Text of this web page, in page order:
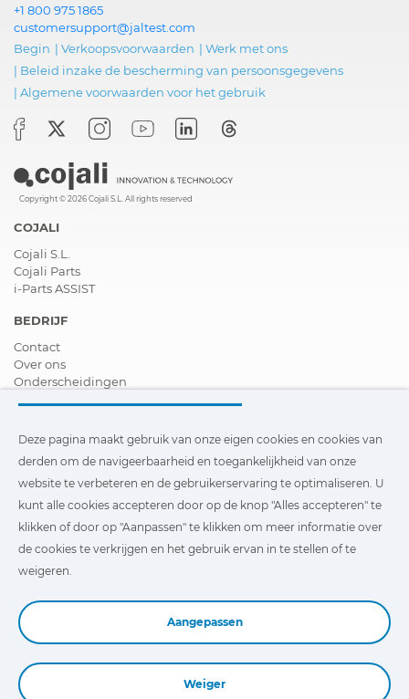
+1 800 975 1865
customersupport@jaltest.com
Begin | Verkoopsvoorwaarden | Werk met ons
| Beleid inzake de bescherming van persoonsgegevens
| Algemene voorwaarden voor het gebruik
Copyright © 2026 Cojali S.L. All rights reserved
COJALI
Cojali S.L.
Cojali Parts
i-Parts ASSIST
BEDRIJF
Contact
Over ons
Onderscheidingen
Verdeler worden
Nieuws
Video´s
FAQ - V&A
van derden om de navigeerbaarheid en toegankelijkheid van
onze website te verbeteren en de gebruikerservaring te
optimaliseren. U kunt te klikken op
ervan in te stellen of te weigeren.
Deze pagina maakt gebruik van onze eigen cookies en cookies van
derden om de navigeerbaarheid en toegankelijkheid van onze
website te verbeteren en de gebruikerservaring te optimaliseren. U
kunt alle cookies accepteren door op de knop "Alles accepteren" te
klikken of door op "Aanpassen" te klikken om meer informatie over
de cookies te verkrijgen en het gebruik ervan in te stellen of te
weigeren.
Aangepassen
Weiger